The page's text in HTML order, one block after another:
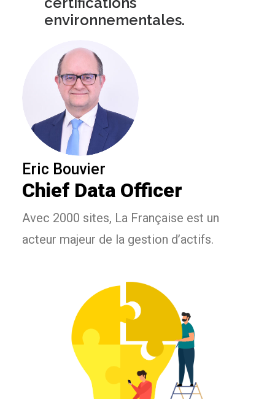
environnementales.
Eric Bouvier
Chief Data Officer
Avec 2000 sites, La Française est un
acteur majeur de la gestion d’actifs.